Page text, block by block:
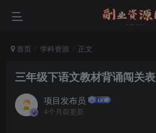
首页 学科资源 正文
三年级下语文教材背诵闯关表
项目发布员
4个月前更新